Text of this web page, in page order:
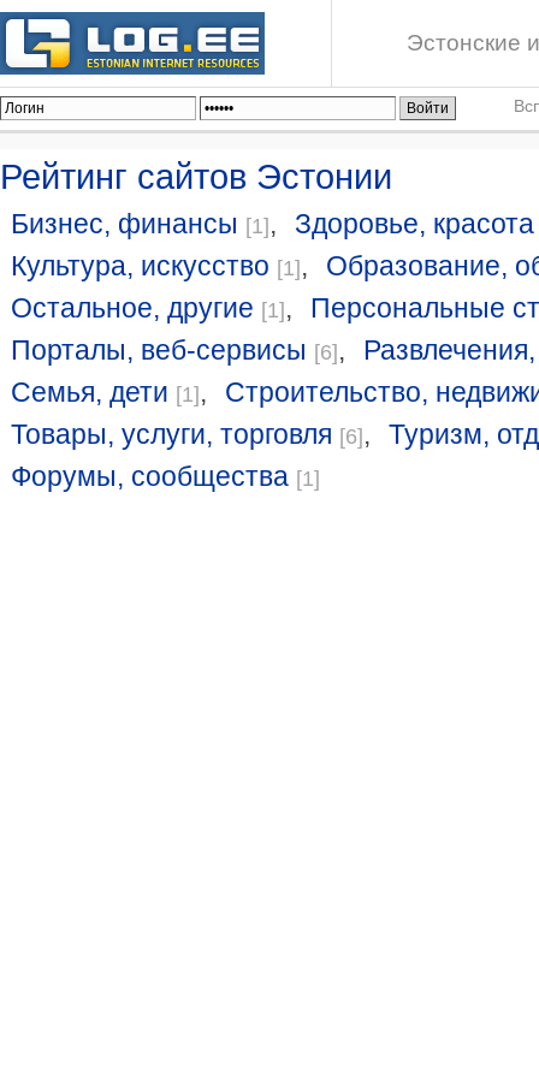
Эстонские
Рейтинг сайтов Эстонии
Бизнес, финансы [1],
Здоровье, красота
Культура, искусство [1],
Образование,
Остальное, другие [1],
Персональные
Порталы, веб-сервисы [6],
Семья, дети [1],
Строительство,
Товары, услуги, торговля [6],
Туризм,
Форумы, сообщества [1]